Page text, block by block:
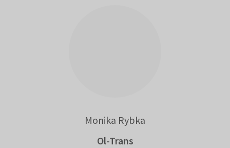
Monika Rybka
Ol-Trans